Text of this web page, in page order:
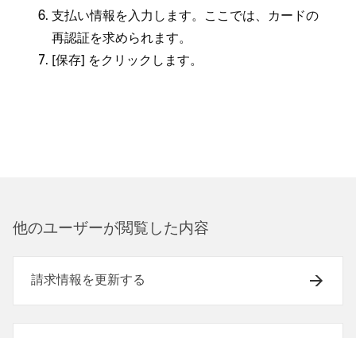
支払い情報を入力します⁠。ここでは⁠、カ⁠ードの
再認証を求められます⁠。
[⁠保存⁠] をクリ⁠ックします⁠。
他のユ⁠ーザ⁠ーが閲覧した内容
請求情報を更新する